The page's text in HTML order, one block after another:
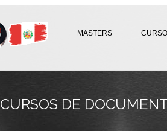
MASTERS
CURSOS DE